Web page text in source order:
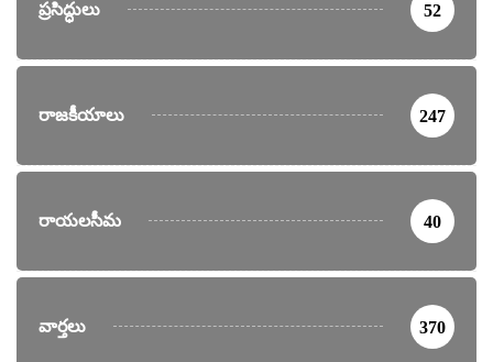
ప్రసిద్ధులు 52
రాజకీయాలు 247
రాయలసీమ 40
వార్తలు 370